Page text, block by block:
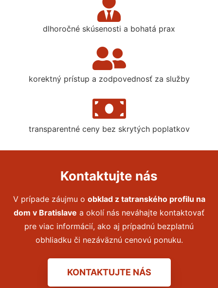
dlhoročné skúsenosti a bohatá prax
korektný prístup a zodpovednosť za služby
transparentné ceny bez skrytých poplatkov
Kontaktujte nás
V prípade záujmu o obklad z tatranského profilu na
dom v Bratislave a okolí nás neváhajte kontaktovať
pre viac informácií, ako aj prípadnú bezplatnú
obhliadku či nezáväznú cenovú ponuku.
KONTAKTUJTE NÁS